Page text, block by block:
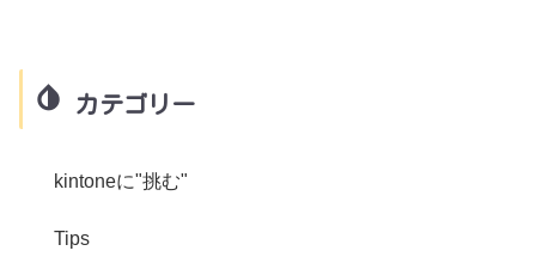
カテゴリー
kintoneに"挑む"
Tips